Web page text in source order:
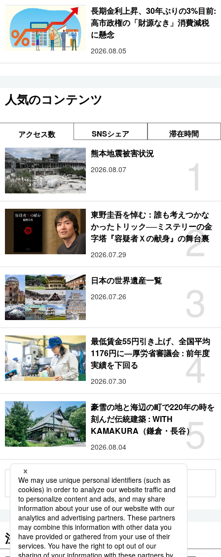
長期金利上昇、30年ぶりの3%目前:
高市政権の「財源なき」消費減税
に懸念
2026.08.05
人気のコンテンツ
アクセス数 SNSシェア 滞在時間
1
熊本地震被害状況
2026.08.07
2
東野圭吾を悼む：誰も考えつかな
かったトリック──ミステリーの金
字塔『容疑者Ｘの献身』の舞台裏
2026.07.29
3
日本の世界遺産一覧
2026.07.26
4
最低賃金55円引き上げ、全国平均
1176円に―厚労省審議会 : 前年度
実績を下回る
2026.07.30
5
豪雪の地と海辺の町で220年の時を
刻んだ伝統建築 : WITH
KAMAKURA（鎌倉・長谷）
2026.08.04
もっと見る
注目のキーワード